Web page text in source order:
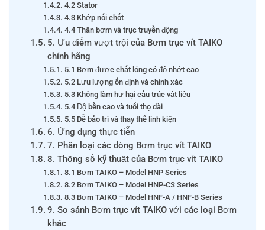
4.2 Stator
4.3 Khớp nối chốt
4.4 Thân bơm và trục truyền động
5. Ưu điểm vượt trội của Bơm trục vít TAIKO
chính hãng
5.1 Bơm được chất lỏng có độ nhớt cao
5.2 Lưu lượng ổn định và chính xác
5.3 Không làm hư hại cấu trúc vật liệu
5.4 Độ bền cao và tuổi thọ dài
5.5 Dễ bảo trì và thay thế linh kiện
6. Ứng dụng thực tiễn
7. Phân loại các dòng Bơm trục vít TAIKO
8. Thông số kỹ thuật của Bơm trục vít TAIKO
8.1 Bơm TAIKO – Model HNP Series
8.2 Bơm TAIKO – Model HNP-CS Series
8.3 Bơm TAIKO – Model HNF-A / HNF-B Series
9. So sánh Bơm trục vít TAIKO với các loại Bơm
khác